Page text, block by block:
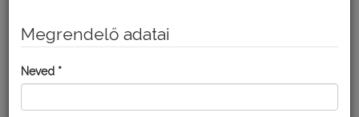
almalevéltetű, illetve a kaliforniai pajzstetű elszaporodásának
mértékét. Kéregkaparóval, drótkefével tisztogassuk le a fák
el.
Márciusban igyekezzünk sort keríteni naspolyánk metszésére is.
Megrendelő adatai
Neved *